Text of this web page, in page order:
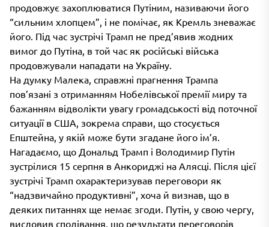
продовжує захоплюватися Путіним, називаючи його
“сильним хлопцем”, і не помічає, як Кремль зневажає
його. Під час зустрічі Трамп не пред’явив жодних
вимог до Путіна, в той час як російські війська
продовжували нападати на Україну.
На думку Малека, справжні прагнення Трампа
пов’язані з отриманням Нобелівської премії миру та
бажанням відволікти увагу громадськості від поточної
ситуації в США, зокрема справи, що стосується
Епштейна, у якій може бути згадане його ім’я.
Нагадаємо, що Дональд Трамп і Володимир Путін
зустрілися 15 серпня в Анкориджі на Алясці. Після цієї
зустрічі Трамп охарактеризував переговори як
“надзвичайно продуктивні”, хоча й визнав, що в
деяких питаннях ще немає згоди. Путін, у свою чергу,
висловив сподівання, що результати переговорів